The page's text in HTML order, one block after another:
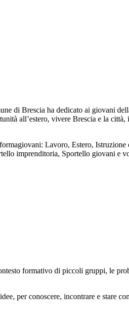
di Brescia ha dedicato ai giovani
all’estero, vivere Brescia e la
Lavoro, Estero, Istruzione
imprenditoria, Sportello giovani e
formativo di piccoli gruppi, le
per conoscere, incontrare e stare